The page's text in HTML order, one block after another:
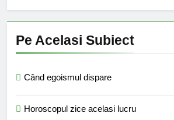
Pe Acelasi Subiect
Când egoismul dispare
Horoscopul zice acelasi lucru